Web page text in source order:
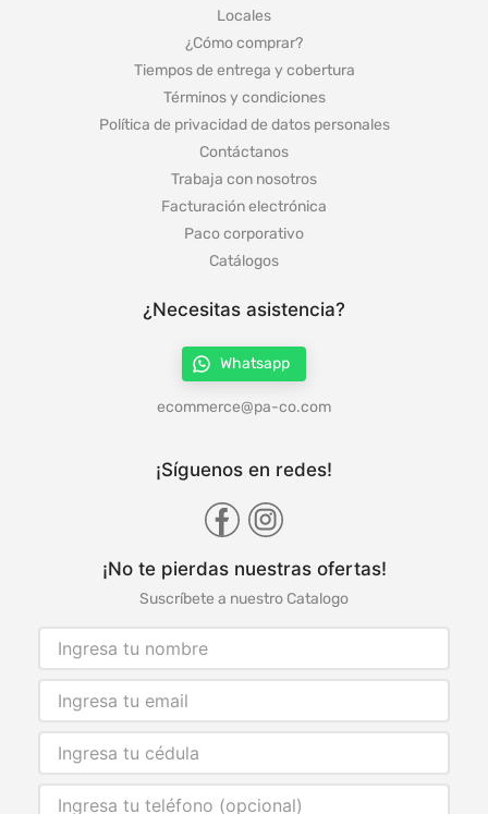
Locales
¿Cómo comprar?
Tiempos de entrega y cobertura
Términos y condiciones
Política de privacidad de datos personales
Contáctanos
Trabaja con nosotros
Facturación electrónica
Paco corporativo
Catálogos
¿Necesitas asistencia?
Whatsapp
ecommerce@pa-co.com
¡Síguenos en redes!
¡No te pierdas nuestras ofertas!
Suscríbete a nuestro Catalogo